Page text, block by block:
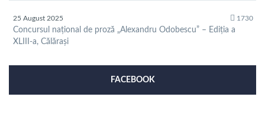
25 August 2025 1730
Concursul național de proză „Alexandru Odobescu” – Ediția a
XLIII-a, Călărași
FACEBOOK